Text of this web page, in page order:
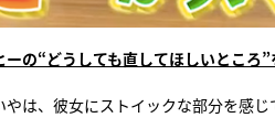
ーの“どうしても直してほしいところ
は、彼女にストイックな部分を感じ